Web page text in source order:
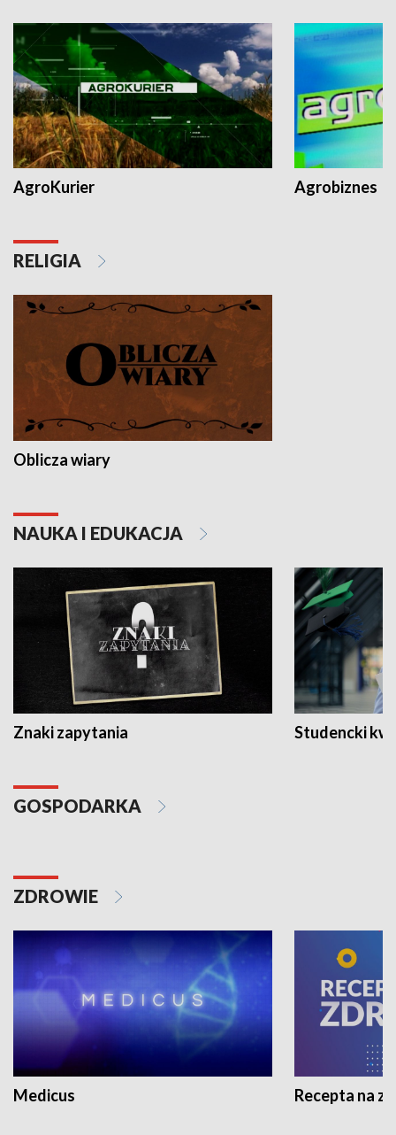
AgroKurier Agrobiznes
RELIGIA
Oblicza wiary
NAUKA I EDUKACJA
Znaki zapytania Studencki
GOSPODARKA
ZDROWIE
Medicus Recepta na